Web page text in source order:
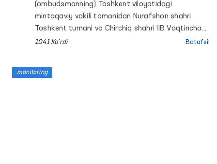
(ombudsmanning) Toshkent viloyatidagi
mintaqaviy vakili tomonidan Nurafshon shahri,
Toshkent tumani va Chirchiq shahri IIB Vaqtincha
saqlash hibsxonasi (VSʼH), Toshkent, Chirchiq va
punktlari (hushyorxona), Bo‘stonliq tumanidagi 7-
1041 Ko'rdi Batafsil
monitoring